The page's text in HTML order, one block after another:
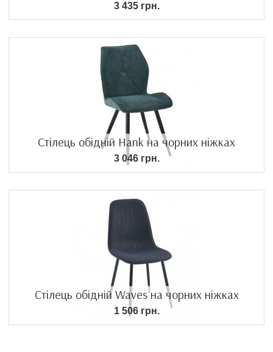
3 435 грн.
Стілець обідній Hank на чорних ніжках
3 046 грн.
Стілець обідній Waves на чорних ніжках
1 506 грн.